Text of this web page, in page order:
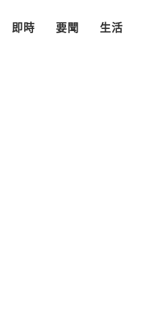
即時 要聞 生活